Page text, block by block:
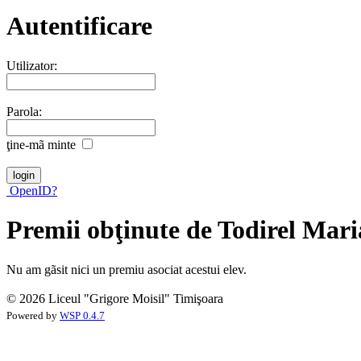
Autentificare
Utilizator:
Parola:
ţine-mã minte
OpenID?
Premii obţinute de Todirel
Nu am gãsit nici un premiu asociat acestui elev.
© 2026 Liceul "Grigore Moisil" Timişoara
Powered by WSP 0.4.7